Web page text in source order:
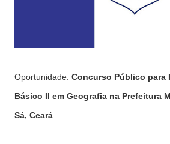
Oportunidade: Concurso Público para
Básico II em Geografia na Prefeitura
Sá, Ceará